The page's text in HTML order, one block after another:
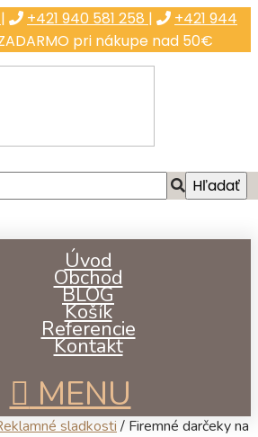
| +421 940 581 258 |
+421 944
pri nákupe nad 50€
Úvod
Obchod
BLOG
Košík
Referencie
Kontakt
MENU
sladkosti / Firemné darčeky na